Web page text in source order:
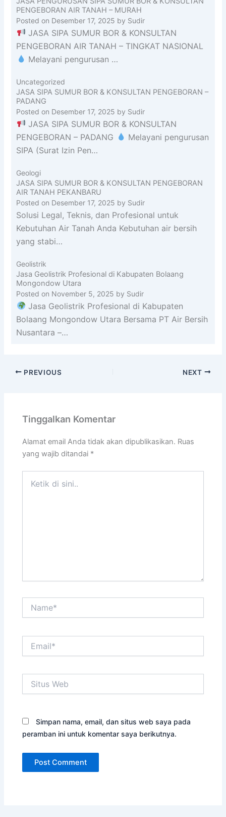
PENGEBORAN AIR TANAH – MURAH
Posted on Desember 17, 2025 by Sudir
JASA SIPA SUMUR BOR & KONSULTAN
PENGEBORAN AIR TANAH – TINGKAT NASIONAL
Melayani pengurusan …
Uncategorized
JASA SIPA SUMUR BOR & KONSULTAN PENGEBORAN –
PADANG
Posted on Desember 17, 2025 by Sudir
JASA SIPA SUMUR BOR & KONSULTAN
PENGEBORAN – PADANG
Melayani pengurusan
SIPA (Surat Izin Pen…
Geologi
JASA SIPA SUMUR BOR & KONSULTAN PENGEBORAN
AIR TANAH PEKANBARU
Posted on Desember 17, 2025 by Sudir
Solusi Legal, Teknis, dan Profesional untuk
Kebutuhan Air Tanah Anda Kebutuhan air bersih
yang stabi…
Geolistrik
Jasa Geolistrik Profesional di Kabupaten Bolaang
Mongondow Utara
Posted on November 5, 2025 by Sudir
Jasa Geolistrik Profesional di Kabupaten
Bolaang Mongondow Utara Bersama PT Air Bersih
Nusantara –…
PREVIOUS NEXT
Tinggalkan Komentar
Alamat email Anda tidak akan dipublikasikan. Ruas
yang wajib ditandai *
Web
Simpan nama, email, dan situs web saya pada
peramban ini untuk komentar saya berikutnya.